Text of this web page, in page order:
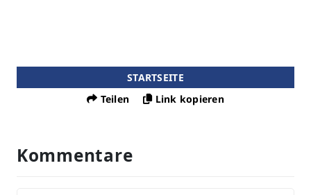
STARTSEITE
Teilen
Link kopieren
Kommentare